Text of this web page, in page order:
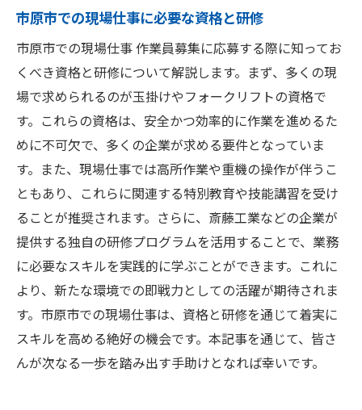
市原市での現場仕事に必要な資格と研修
市原市での現場仕事 作業員募集に応募する際に知ってお
くべき資格と研修について解説します。まず、多くの現
場で求められるのが玉掛けやフォークリフトの資格で
す。これらの資格は、安全かつ効率的に作業を進めるた
めに不可欠で、多くの企業が求める要件となっていま
す。また、現場仕事では高所作業や重機の操作が伴うこ
ともあり、これらに関連する特別教育や技能講習を受け
ることが推奨されます。さらに、斎藤工業などの企業が
提供する独自の研修プログラムを活用することで、業務
に必要なスキルを実践的に学ぶことができます。これに
より、新たな環境での即戦力としての活躍が期待されま
す。市原市での現場仕事は、資格と研修を通じて着実に
スキルを高める絶好の機会です。本記事を通じて、皆さ
んが次なる一歩を踏み出す手助けとなれば幸いです。